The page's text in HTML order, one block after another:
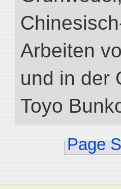
Arbeiten
und in der
Toyo
Page